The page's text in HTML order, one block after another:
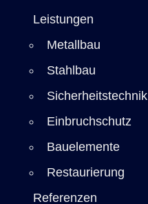
Leistungen
Metallbau
Stahlbau
Sicherheitstechnik
Einbruchschutz
Bauelemente
Restaurierung
Referenzen